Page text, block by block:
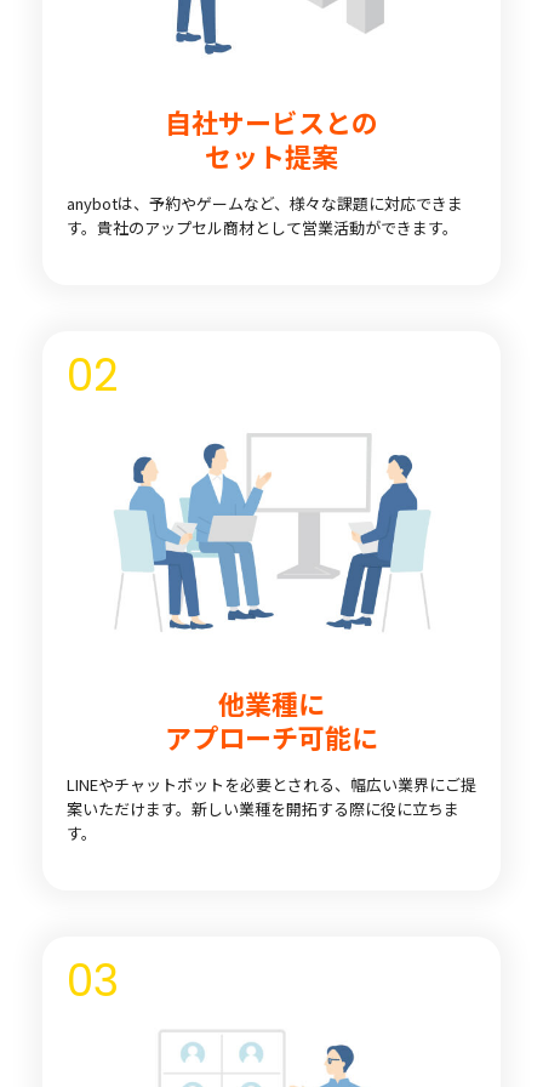
自社サービスとの
セット提案
anybotは、予約やゲームなど、様々な課題に対応できま
す。貴社のアップセル商材として営業活動ができます。
02
他業種に
アプローチ可能に
LINEやチャットボットを必要とされる、幅広い業界にご提
案いただけます。新しい業種を開拓する際に役に立ちま
す。
03